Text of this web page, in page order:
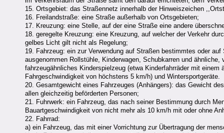
15. Ortsgebiet: das Straßennetz innerhalb der Hinweiszeichen
16. Freilandstraße: eine Straße außerhalb von Ortsgebieten;
17. Kreuzung: eine Stelle, auf der eine Straße eine andere
18. geregelte Kreuzung: eine Kreuzung, auf welcher der Verkehr
gelbes Licht gilt nicht als Regelung;
19. Fahrzeug: ein zur Verwendung auf Straßen bestimmtes oder
ausgenommen Rollstühle, Kinderwagen, Schubkarren und
fahrzeugähnliches Kinderspielzeug (etwa Kinderfahrräder mit
Fahrgeschwindigkeit von höchstens 5 km/h) und Wintersportgeräte.
20. Gesamtgewicht eines Fahrzeuges (Anhängers): das Gewicht
allen gleichzeitig beförderten Personen;
21. Fuhrwerk: ein Fahrzeug, das nach seiner Bestimmung durch
Bauartgeschwindigkeit von nicht mehr als 10 km/h mit oder ohne
22. Fahrrad:
a) ein Fahrzeug, das mit einer Vorrichtung zur Übertragung der